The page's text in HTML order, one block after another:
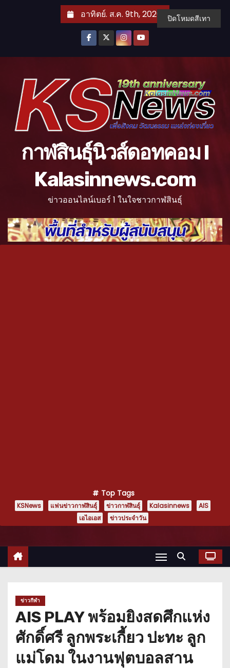
อาทิตย์. ส.ค. 9th, 2026
กาฬสินธุ์นิวส์ดอทคอม l
Kalasinnews.com
ข่าวออนไลน์เบอร์ 1 ในใจชาวกาฬสินธุ์
Top Tags
KSNews แฟนข่าวกาฬสินธุ์ ข่าวกาฬสินธุ์ Kalasinnews
AIS
เอไอเอส
ข่าวประจำวัน
ข่าวกีฬา
AIS PLAY พร้อมยิงสดศึกแห่ง
ศักดิ์ศรี ลูกพระเกี้ยว ปะทะ ลูก
แม่โดม ในงานฟุตบอลสาน
ปิดโหมดสีเทา